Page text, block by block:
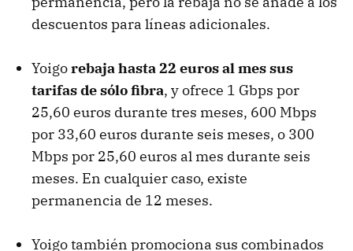
descuentos para líneas adicionales.
Yoigorebaja hasta 22 euros al mes sus
tarifas de sólo fibra, y ofrece 1 Gbps por
25,60 euros durante tres meses, 600 Mbps
por 33,60 euros durante seis meses, o 300
Mbps por 25,60 euros al mes durante seis
meses. En cualquier caso, existe
permanencia de 12 meses.
Yoigo también promociona sus combinados